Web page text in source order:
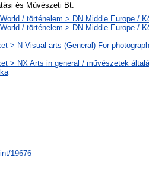
és Művészeti Bt.
/ történelem > DN Middle Europe /
/ történelem > DN Middle Europe /
> N Visual arts (General) For
> NX Arts in general / művészetek
19676